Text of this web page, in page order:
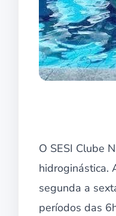
O SESI Clube
hidroginástica.
segunda a
períodos das